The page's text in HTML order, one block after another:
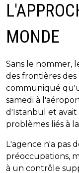
MONDE
Sans le nommer,
des frontières des
communiqué
samedi à
d'Istanbul et avait
problèmes liés à
L'agence n'a pas
préoccupations,
à un contrôle